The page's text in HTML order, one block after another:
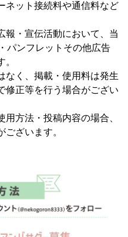
ネット接続料や通信料など
報・宣伝活動において、当
パンフレットその他広告
なく、掲載・使用料は発生
修正等を行う場合がござい
用方法・投稿内容の場合、
ざいます。